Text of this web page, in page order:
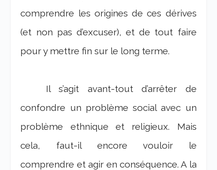
comprendre les origines de ces dérives
(et non pas d’excuser), et de tout faire
pour y mettre fin sur le long terme.
Il s’agit avant-tout d’arrêter de
confondre un problème social avec un
problème ethnique et religieux. Mais
cela, faut-il encore vouloir le
comprendre et agir en conséquence. A la